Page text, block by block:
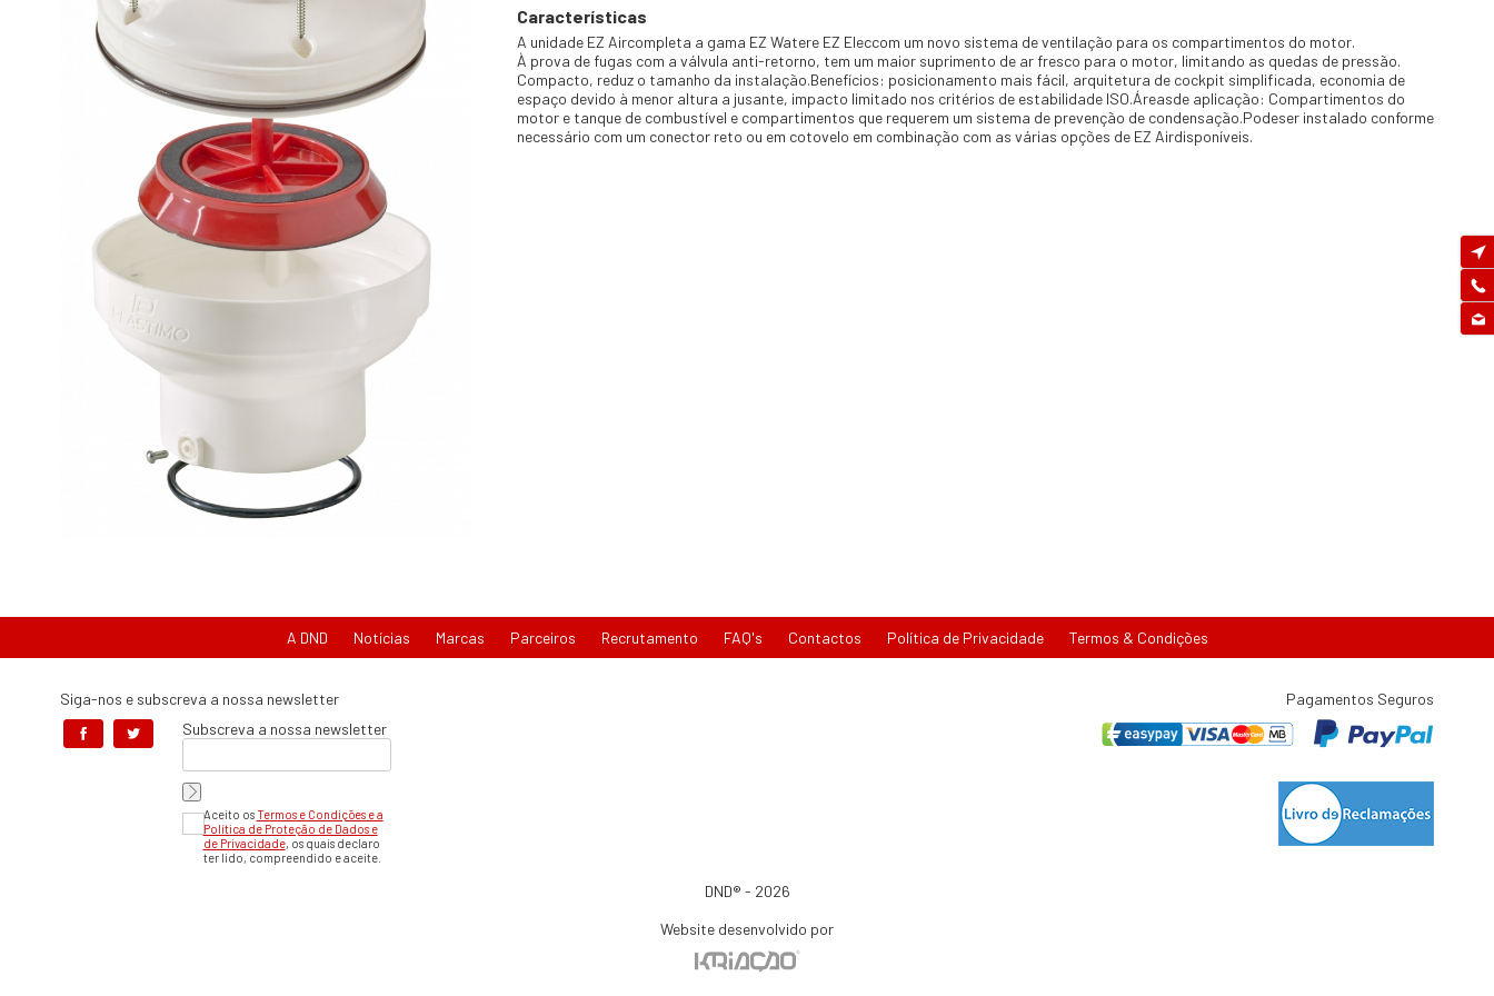
Características
A unidade EZ Aircompleta a gama EZ Watere EZ Eleccom um novo sistema de ventilação para os compartimentos do motor.
À prova de fugas com a válvula anti-retorno, tem um maior suprimento de ar fresco para o motor, limitando as quedas de pressão.
Compacto, reduz o tamanho da instalação.Benefícios: posicionamento mais fácil, arquitetura de cockpit simplificada, economia de
espaço devido à menor altura a jusante, impacto limitado nos critérios de estabilidade ISO.Áreasde aplicação: Compartimentos do
motor e tanque de combustível e compartimentos que requerem um sistema de prevenção de condensação.Podeser instalado conforme
necessário com um conector reto ou em cotovelo em combinação com as várias opções de EZ Airdisponíveis.
A DND Notícias Marcas Parceiros Recrutamento FAQ's Contactos Política de Privacidade Termos & Condições
Siga-nos e subscreva a nossa newsletter
Subscreva a nossa newsletter
Aceito osTermos e Condições e a
Política de Proteção de Dados e
de Privacidade, os quais declaro
ter lido, compreendido e aceite.
Pagamentos Seguros
DND® - 2026
Website desenvolvido por